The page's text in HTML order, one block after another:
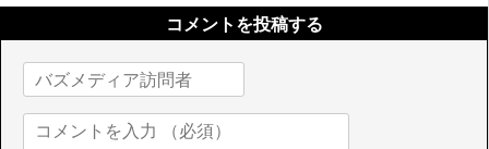
コメントを投稿する